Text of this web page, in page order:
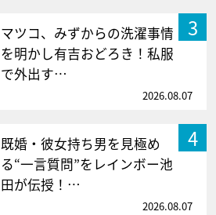
3
マツコ、みずからの洗濯事情
を明かし有吉おどろき！私服
で外出す…
2026.08.07
4
既婚・彼女持ち男を見極め
る“一言質問”をレインボー池
田が伝授！…
2026.08.07